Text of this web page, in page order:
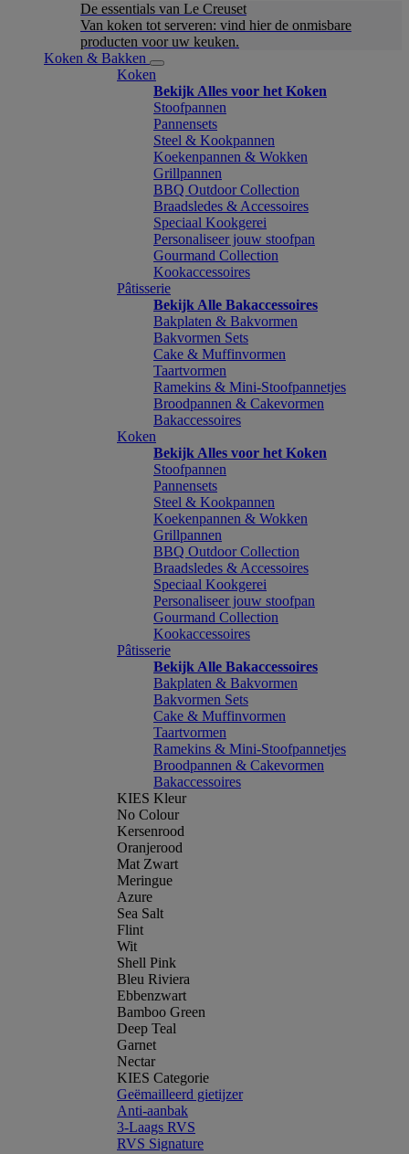
De essentials van Le Creuset
Van koken tot serveren: vind hier de onmisbare
producten voor uw keuken.
Koken & Bakken
Koken
Bekijk Alles voor het Koken
Stoofpannen
Pannensets
Steel & Kookpannen
Koekenpannen & Wokken
Grillpannen
BBQ Outdoor Collection
Braadsledes & Accessoires
Speciaal Kookgerei
Personaliseer jouw stoofpan
Gourmand Collection
Kookaccessoires
Pâtisserie
Bekijk Alle Bakaccessoires
Bakplaten & Bakvormen
Bakvormen Sets
Cake & Muffinvormen
Taartvormen
Ramekins & Mini-Stoofpannetjes
Broodpannen & Cakevormen
Bakaccessoires
Koken
Bekijk Alles voor het Koken
Stoofpannen
Pannensets
Steel & Kookpannen
Koekenpannen & Wokken
Grillpannen
BBQ Outdoor Collection
Braadsledes & Accessoires
Speciaal Kookgerei
Personaliseer jouw stoofpan
Gourmand Collection
Kookaccessoires
Pâtisserie
Bekijk Alle Bakaccessoires
Bakplaten & Bakvormen
Bakvormen Sets
Cake & Muffinvormen
Taartvormen
Ramekins & Mini-Stoofpannetjes
Broodpannen & Cakevormen
Bakaccessoires
KIES Kleur
No Colour
Kersenrood
Oranjerood
Mat Zwart
Meringue
Azure
Sea Salt
Flint
Wit
Shell Pink
Bleu Riviera
Ebbenzwart
Bamboo Green
Deep Teal
Garnet
Nectar
KIES Categorie
Geëmailleerd gietijzer
Anti-aanbak
3-Laags RVS
RVS Signature